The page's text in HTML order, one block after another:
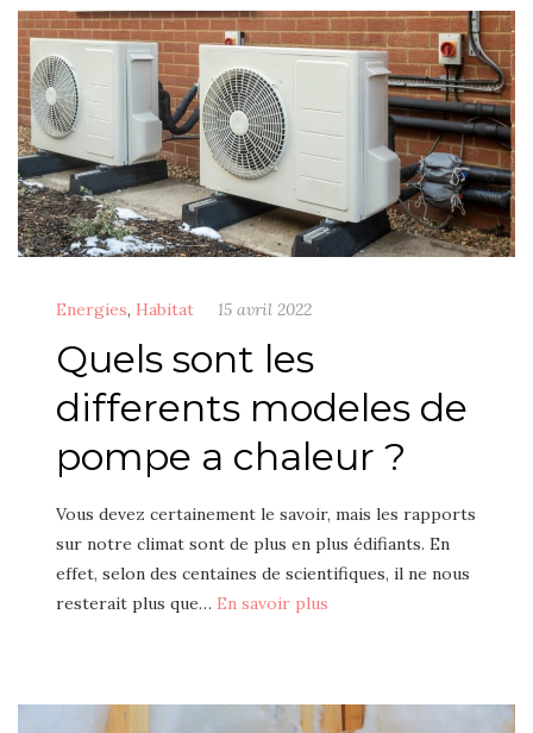
Energies, Habitat 15 avril 2022
Quels sont les
differents modeles de
pompe a chaleur ?
Vous devez certainement le savoir, mais les rapports
sur notre climat sont de plus en plus édifiants. En
effet, selon des centaines de scientifiques, il ne nous
resterait plus que… En savoir plus